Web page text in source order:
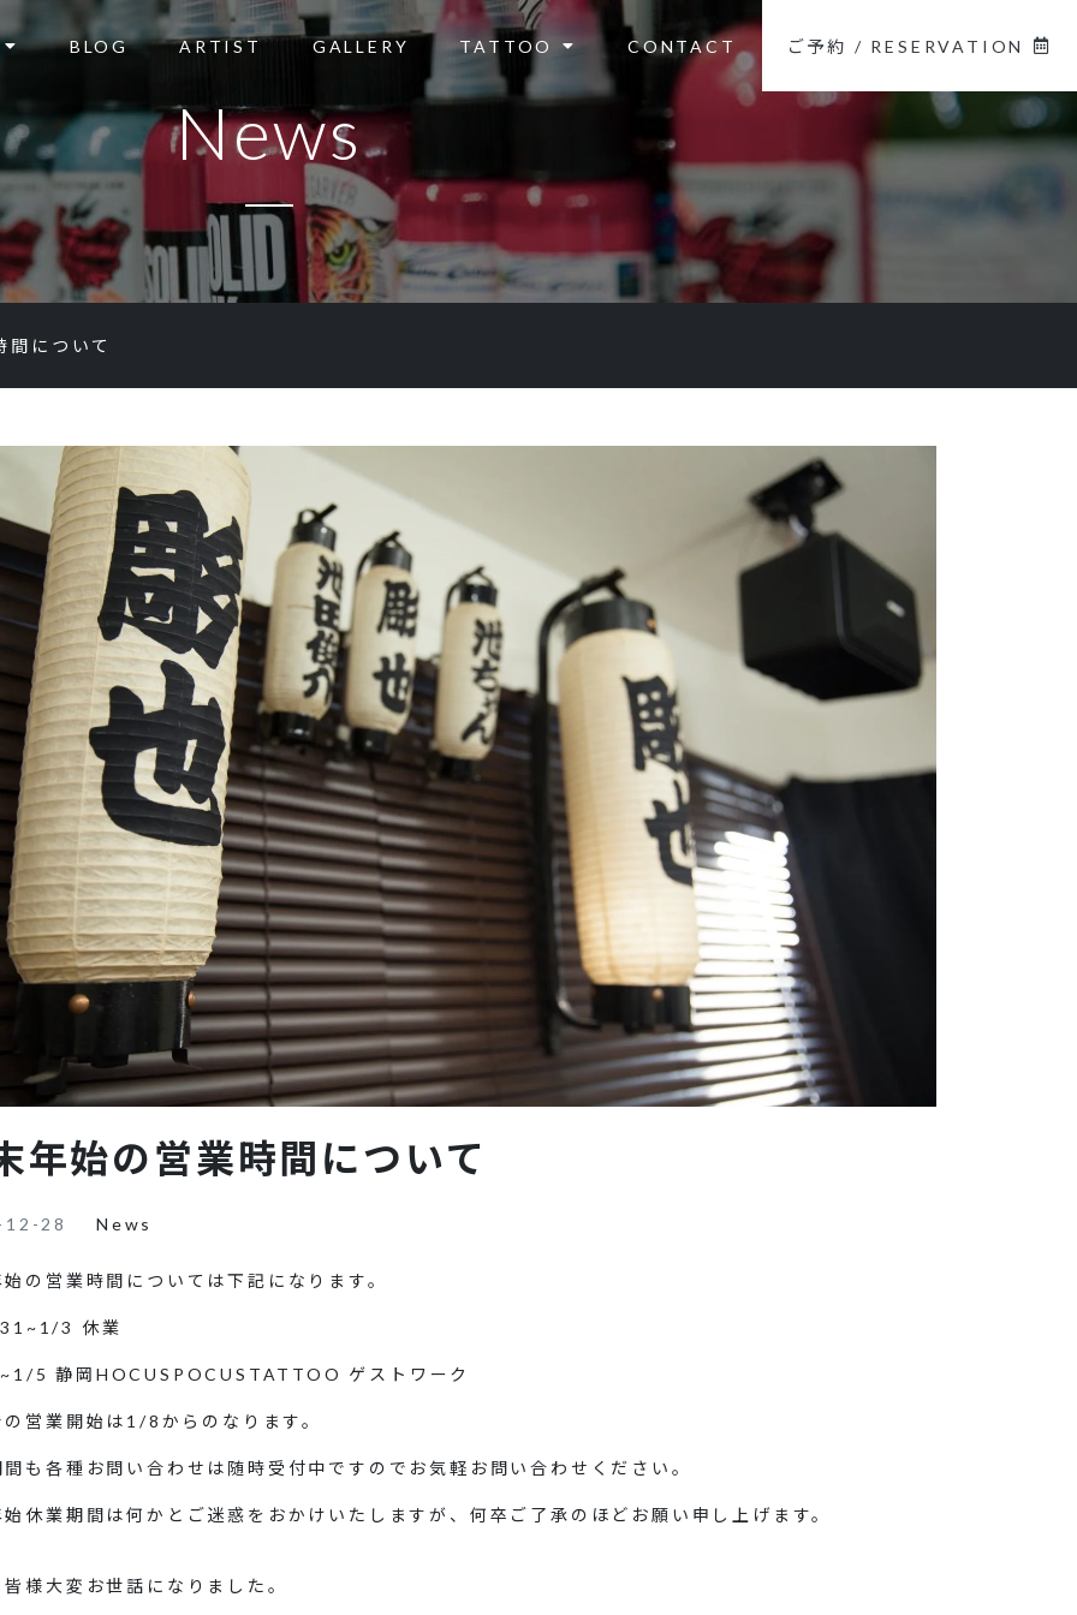
BLOG ARTIST GALLERY TATTOO CONTACT ご予約 / RESERVATION
News
間について
年始の営業時間について
28 News
の営業時間については下記になります。
3 休業
5 静岡HOCUSPOCUSTATTOO ゲストワーク
の営業開始は1/8からのなります。
間も各種お問い合わせは随時受付中ですのでお気軽お問い合わせください。
始休業期間は何かとご迷惑をおかけいたしますが、何卒ご了承のほどお願い申し上げます。
様大変お世話になりました。